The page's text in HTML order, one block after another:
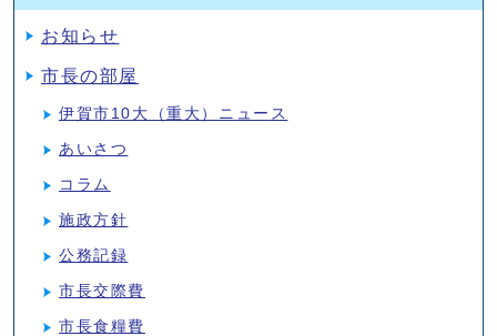
お知らせ
市長の部屋
伊賀市10大（重大）ニュース
あいさつ
コラム
施政方針
公務記録
市長交際費
市長食糧費